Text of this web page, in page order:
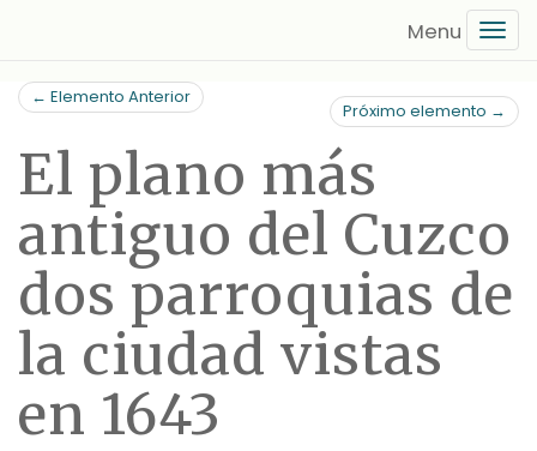
contenido
principal
← Elemento Anterior
Próximo elemento →
El plano más
antiguo del Cuzco
dos parroquias de
la ciudad vistas
en 1643